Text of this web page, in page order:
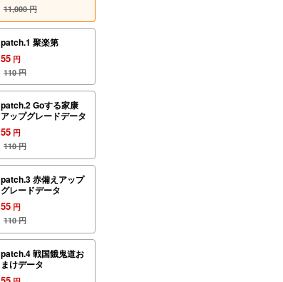
11,000 円
patch.1 聚楽第
55 円
110 円
patch.2 Goする家康
アップグレードデータ
55 円
110 円
patch.3 赤備えアップ
グレードデータ
55 円
110 円
patch.4 戦国餓鬼道お
まけデータ